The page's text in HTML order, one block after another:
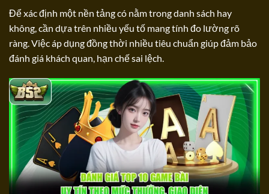
Để xác định một nền tảng có nằm trong danh sách hay
không, cần dựa trên nhiều yếu tố mang tính đo lường rõ
ràng. Việc áp dụng đồng thời nhiều tiêu chuẩn giúp đảm bảo
đánh giá khách quan, hạn chế sai lệch.